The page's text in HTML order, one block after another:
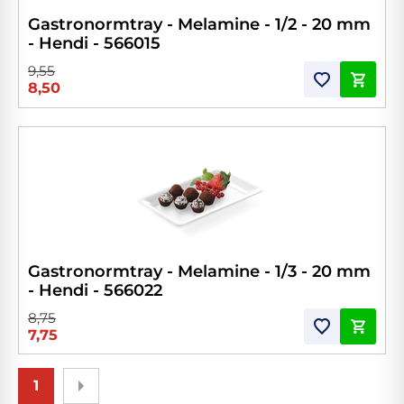
Gastronormtray - Melamine - 1/2 - 20 mm
- Hendi - 566015
9,55
8,50
Gastronormtray - Melamine - 1/3 - 20 mm
- Hendi - 566022
8,75
7,75
1